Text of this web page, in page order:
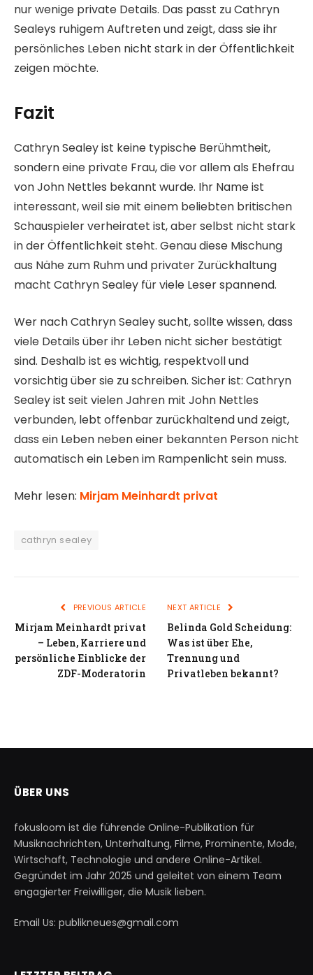
nur wenige private Details. Das passt zu Cathryn
Sealeys ruhigem Auftreten und zeigt, dass sie ihr
persönliches Leben nicht stark in der Öffentlichkeit
zeigen möchte.
Fazit
Cathryn Sealey ist keine typische Berühmtheit,
sondern eine private Frau, die vor allem als Ehefrau
von John Nettles bekannt wurde. Ihr Name ist
interessant, weil sie mit einem beliebten britischen
Schauspieler verheiratet ist, aber selbst nicht stark
in der Öffentlichkeit steht. Genau diese Mischung
aus Nähe zum Ruhm und privater Zurückhaltung
macht Cathryn Sealey für viele Leser spannend.
Wer nach Cathryn Sealey sucht, sollte wissen, dass
viele Details über ihr Leben nicht sicher bestätigt
sind. Deshalb ist es wichtig, respektvoll und
vorsichtig über sie zu schreiben. Sicher ist: Cathryn
Sealey ist seit vielen Jahren mit John Nettles
verbunden, lebt offenbar zurückhaltend und zeigt,
dass ein Leben neben einer bekannten Person nicht
automatisch ein Leben im Rampenlicht sein muss.
Mehr lesen: Mirjam Meinhardt privat
cathryn sealey
PREVIOUS ARTICLE
Mirjam Meinhardt privat
– Leben, Karriere und
persönliche Einblicke der
ZDF-Moderatorin
NEXT ARTICLE
Belinda Gold Scheidung:
Was ist über Ehe,
Trennung und
Privatleben bekannt?
ÜBER UNS
fokusloom ist die führende Online-Publikation für
Musiknachrichten, Unterhaltung, Filme, Prominente, Mode,
Wirtschaft, Technologie und andere Online-Artikel.
Gegründet im Jahr 2025 und geleitet von einem Team
engagierter Freiwilliger, die Musik lieben.
Email Us: publikneues@gmail.com